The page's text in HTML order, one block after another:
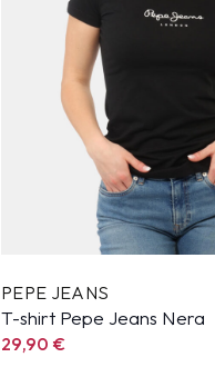
PEPE JEANS
T-shirt Pepe Jeans Nera
29,90€